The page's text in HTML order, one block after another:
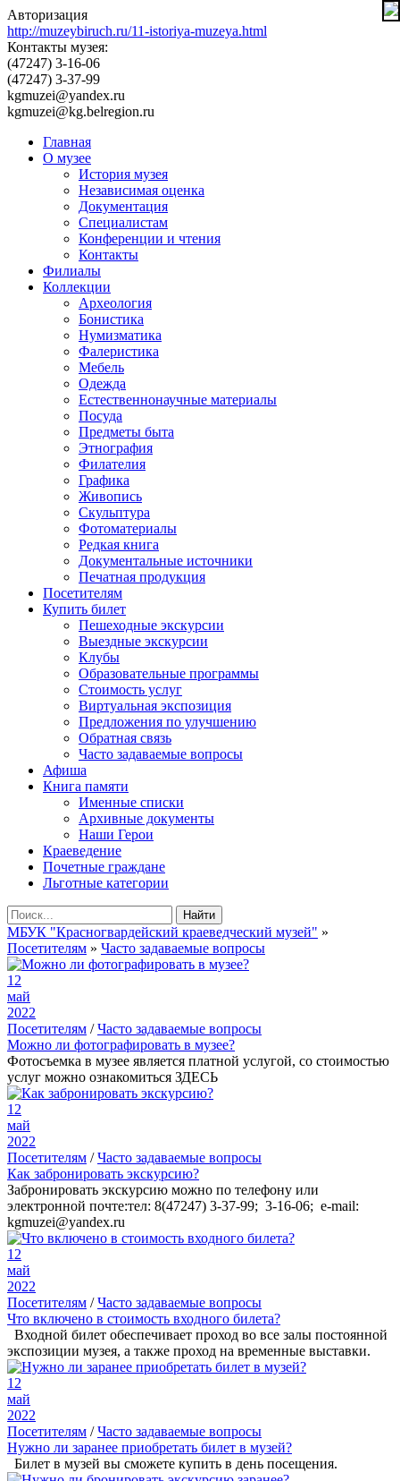
Авторизация
http://muzeybiruch.ru/11-istoriya-muzeya.html
Контакты музея:
(47247) 3-16-06
(47247) 3-37-99
kgmuzei@yandex.ru
kgmuzei@kg.belregion.ru
Главная
О музее
История музея
Независимая оценка
Документация
Специалистам
Конференции и чтения
Контакты
Филиалы
Коллекции
Археология
Бонистика
Нумизматика
Фалеристика
Мебель
Одежда
Естественнонаучные материалы
Посуда
Предметы быта
Этнография
Филателия
Графика
Живопись
Скульптура
Фотоматериалы
Редкая книга
Документальные источники
Печатная продукция
Посетителям
Купить билет
Пешеходные экскурсии
Выездные экскурсии
Клубы
Образовательные программы
Стоимость услуг
Виртуальная экспозиция
Предложения по улучшению
Обратная связь
Часто задаваемые вопросы
Афиша
Книга памяти
Именные списки
Архивные документы
Наши Герои
Краеведение
Почетные граждане
Льготные категории
Найти
МБУК "Красногвардейский краеведческий музей" »
Посетителям » Часто задаваемые вопросы
12
май
2022
Посетителям /Часто задаваемые вопросы
Можно ли фотографировать в музее?
Фотосъемка в музее является платной услугой, со стоимостью
услуг можно ознакомиться ЗДЕСЬ
12
май
2022
Посетителям /Часто задаваемые вопросы
Как забронировать экскурсию?
Забронировать экскурсию можно по телефону или
электронной почте:тел: 8(47247) 3-37-99; 3-16-06; e-mail:
kgmuzei@yandex.ru
12
май
2022
Посетителям /Часто задаваемые вопросы
Что включено в стоимость входного билета?
Входной билет обеспечивает проход во все залы постоянной
экспозиции музея, а также проход на временные выставки.
12
май
2022
Посетителям /Часто задаваемые вопросы
Нужно ли заранее приобретать билет в музей?
Билет в музей вы сможете купить в день посещения.